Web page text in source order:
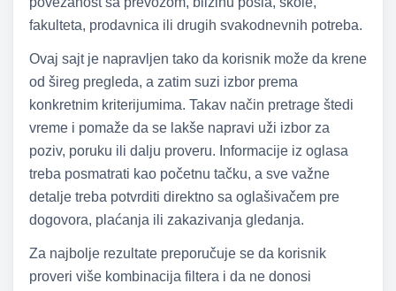
fakulteta, prodavnica ili drugih svakodnevnih potreba.
Ovaj sajt je napravljen tako da korisnik može da krene
od šireg pregleda, a zatim suzi izbor prema
konkretnim kriterijumima. Takav način pretrage štedi
vreme i pomaže da se lakše napravi uži izbor za
poziv, poruku ili dalju proveru. Informacije iz oglasa
treba posmatrati kao početnu tačku, a sve važne
detalje treba potvrditi direktno sa oglašivačem pre
dogovora, plaćanja ili zakazivanja gledanja.
Za najbolje rezultate preporučuje se da korisnik
proveri više kombinacija filtera i da ne donosi